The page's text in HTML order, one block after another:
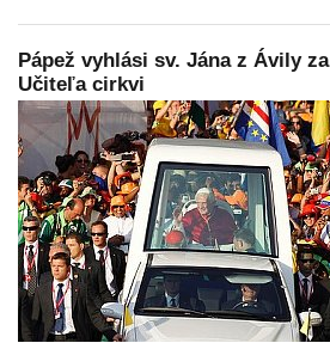
Pápež vyhlási sv. Jána z Ávily za
Učiteľa cirkvi